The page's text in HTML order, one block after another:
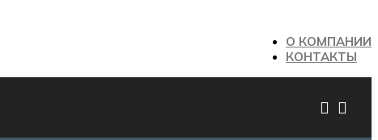
О КОМПАНИИ
КОНТАКТЫ